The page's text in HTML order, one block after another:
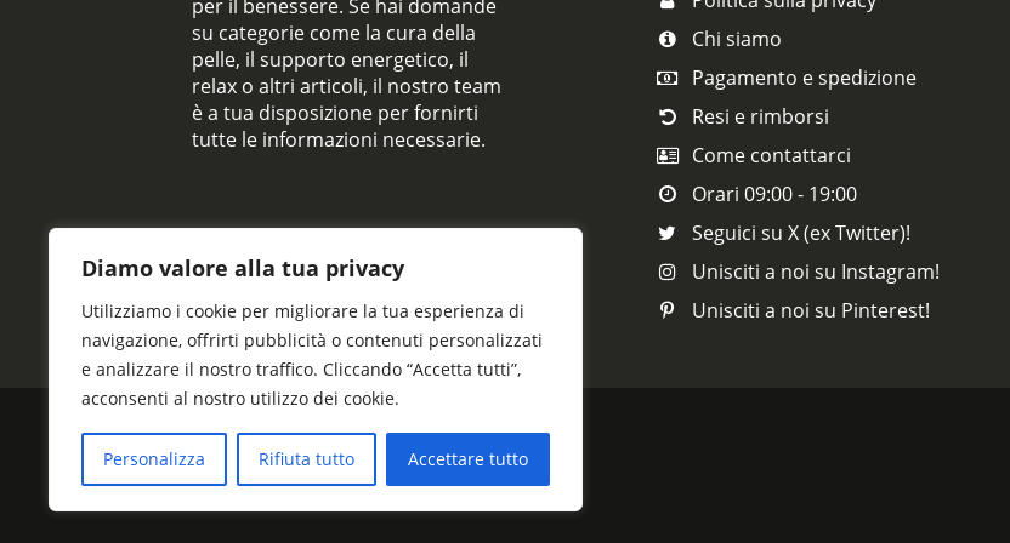
Diamo valore alla tua privacy
Utilizziamo i cookie per migliorare la tua esperienza di
navigazione, offrirti pubblicità o contenuti personalizzati
e analizzare il nostro traffico. Cliccando “Accetta tutti”,
acconsenti al nostro utilizzo dei cookie.
Personalizza Rifiuta tutto Accettare tutto
per il benessere. Se hai domande
su categorie come la cura della
pelle, il supporto energetico, il
relax o altri articoli, il nostro team
è a tua disposizione per fornirti
tutte le informazioni necessarie.
Chi siamo
Pagamento e spedizione
Resi e rimborsi
Come contattarci
Orari 09:00 - 19:00
Seguici su X (ex Twitter)!
Unisciti a noi su Instagram!
Unisciti a noi su Pinterest!